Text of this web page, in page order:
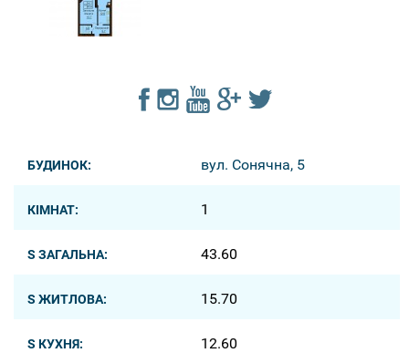
БУДИНОК: вул. Сонячна, 5
КІМНАТ: 1
S ЗАГАЛЬНА: 43.60
S ЖИТЛОВА: 15.70
S КУХНЯ: 12.60